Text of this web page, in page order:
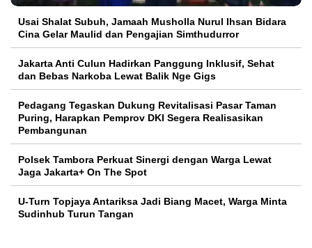
Usai Shalat Subuh, Jamaah Musholla Nurul Ihsan Bidara
Cina Gelar Maulid dan Pengajian Simthudurror
Jakarta Anti Culun Hadirkan Panggung Inklusif, Sehat
dan Bebas Narkoba Lewat Balik Nge Gigs
Pedagang Tegaskan Dukung Revitalisasi Pasar Taman
Puring, Harapkan Pemprov DKI Segera Realisasikan
Pembangunan
Polsek Tambora Perkuat Sinergi dengan Warga Lewat
Jaga Jakarta+ On The Spot
U-Turn Topjaya Antariksa Jadi Biang Macet, Warga Minta
Sudinhub Turun Tangan